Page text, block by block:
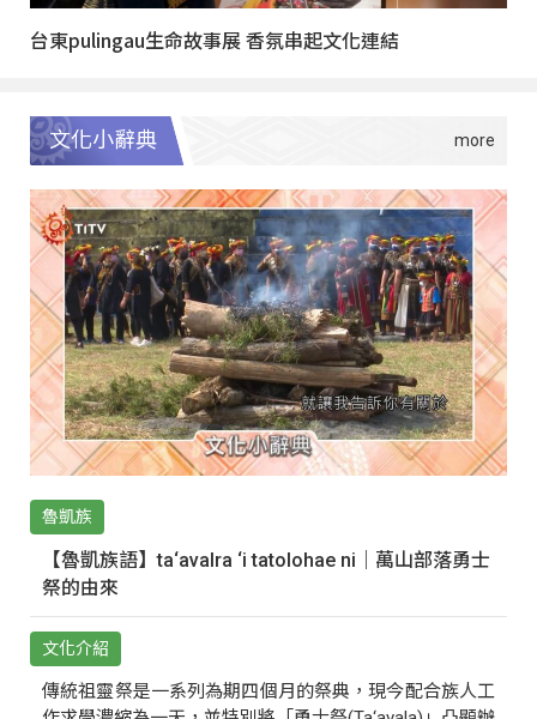
台東pulingau生命故事展 香氛串起文化連結
文化小辭典
魯凱族
【魯凱族語】ta‘avalra ‘i tatolohae ni｜萬山部落勇士
祭的由來
文化介紹
傳統祖靈祭是一系列為期四個月的祭典，現今配合族人工